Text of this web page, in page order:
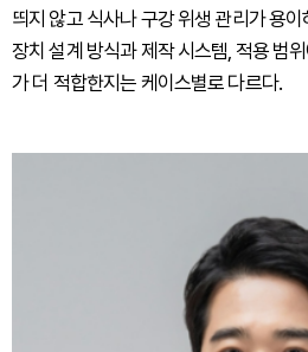
띄지 않고 식사나 구강 위생 관리가 용
장치 설계 방식과 제작 시스템, 적용 범
가 더 적합한지는 케이스별로 다르다.